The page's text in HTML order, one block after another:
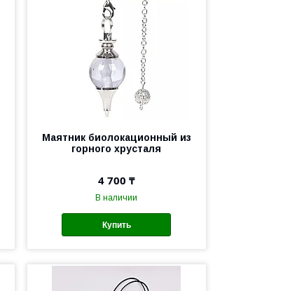
Маятник биолокационный из
горного хрусталя
4 700 ₸
В наличии
Купить